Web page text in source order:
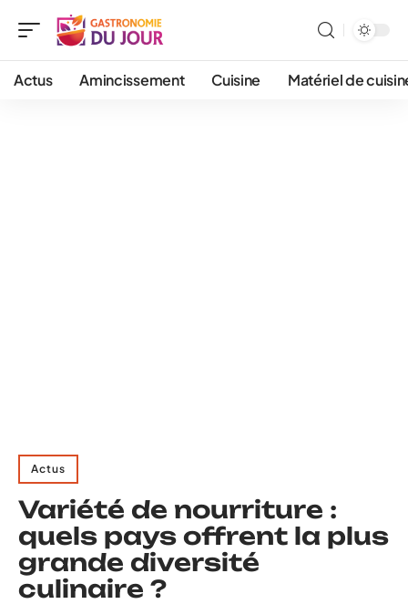
Actus Amincissement Cuisine Matériel de
Actus
Variété de nourriture :
quels pays offrent la plus
grande diversité
culinaire ?